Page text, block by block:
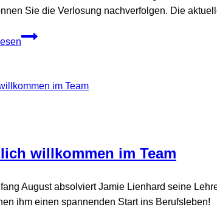
Sie die Verlosung nachverfolgen. Die
Gewinnspiel
willkommen im Team
August absolviert Jamie Lienhard seine
ihm einen spannenden Start ins Berufsleben!